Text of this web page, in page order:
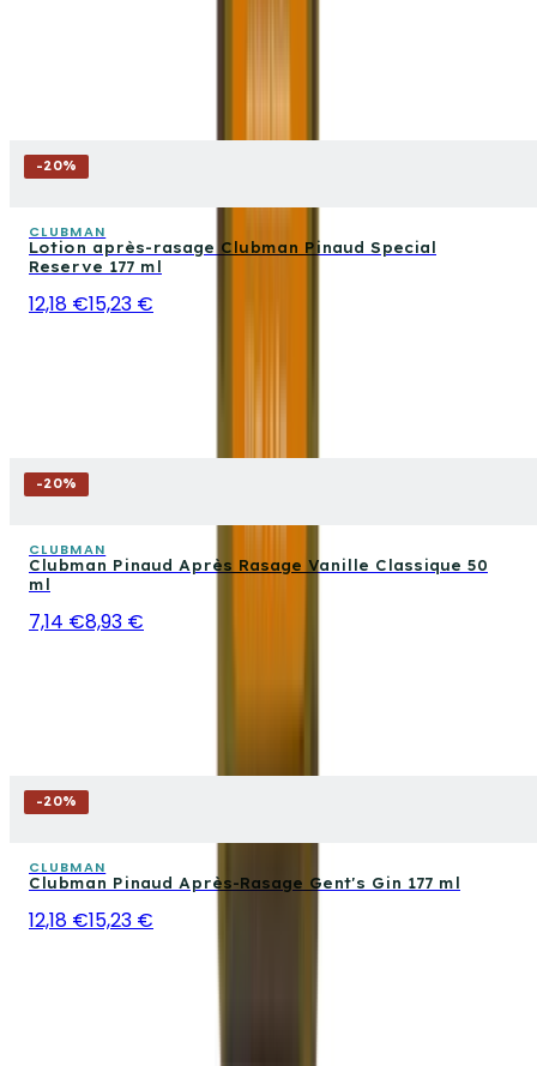
-20%
CLUBMAN
Lotion après-rasage Clubman Pinaud Special
Reserve 177 ml
12,18 €15,23 €
-20%
CLUBMAN
Clubman Pinaud Après Rasage Vanille Classique 50
ml
7,14 €8,93 €
-20%
CLUBMAN
Clubman Pinaud Après-Rasage Gent's Gin 177 ml
12,18 €15,23 €